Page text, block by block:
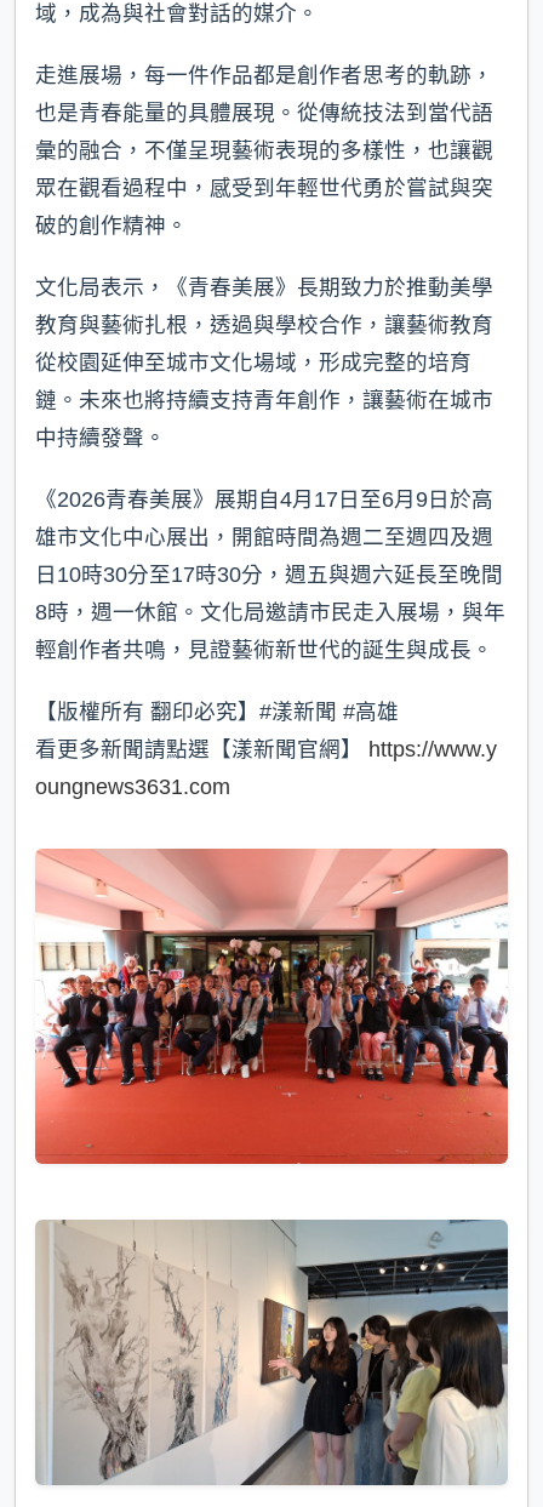
域，成為與社會對話的媒介。
走進展場，每一件作品都是創作者思考的軌跡，
也是青春能量的具體展現。從傳統技法到當代語
彙的融合，不僅呈現藝術表現的多樣性，也讓觀
眾在觀看過程中，感受到年輕世代勇於嘗試與突
破的創作精神。
文化局表示，《青春美展》長期致力於推動美學
教育與藝術扎根，透過與學校合作，讓藝術教育
從校園延伸至城市文化場域，形成完整的培育
鏈。未來也將持續支持青年創作，讓藝術在城市
中持續發聲。
《2026青春美展》展期自4月17日至6月9日於高
雄市文化中心展出，開館時間為週二至週四及週
日10時30分至17時30分，週五與週六延長至晚間
8時，週一休館。文化局邀請市民走入展場，與年
輕創作者共鳴，見證藝術新世代的誕生與成長。
【版權所有 翻印必究】#漾新聞 #高雄
看更多新聞請點選【漾新聞官網】 https://www.y
oungnews3631.com